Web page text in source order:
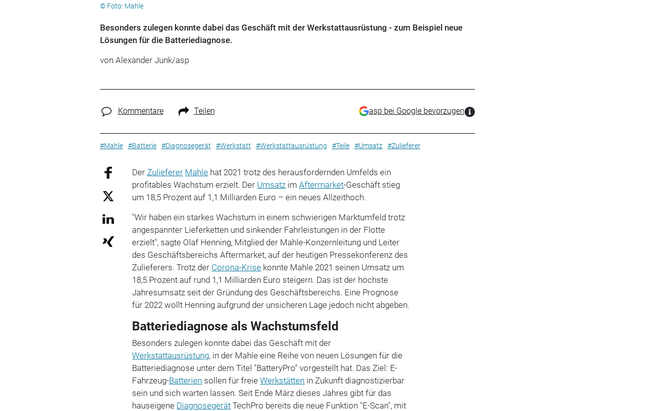
© Foto: Mahle
Besonders zulegen konnte dabei das Geschäft mit der Werkstattausrüstung - zum Beispiel neue
Lösungen für die Batteriediagnose.
von Alexander Junk/asp
Kommentare Teilen asp bei Google bevorzugen
#Mahle #Batterie #Diagnosegerät #Werkstatt #Werkstattausrüstung #Teile #Umsatz #Zulieferer
Der Zulieferer Mahle hat 2021 trotz des herausfordernden Umfelds ein
profitables Wachstum erzielt. Der Umsatz imAftermarket-Geschäft stieg
um 18,5 Prozent auf 1,1 Milliarden Euro – ein neues Allzeithoch.
"Wir haben ein starkes Wachstum in einem schwierigen Marktumfeld trotz
angespannter Lieferketten und sinkender Fahrleistungen in der Flotte
erzielt", sagte Olaf Henning, Mitglied der Mahle-Konzernleitung und Leiter
des Geschäftsbereichs Aftermarket, auf der heutigen Pressekonferenz des
Zulieferers. Trotz der Corona-Krise konnte Mahle 2021 seinen Umsatz um
18,5 Prozent auf rund 1,1 Milliarden Euro steigern. Das ist der höchste
Jahresumsatz seit der Gründung des Geschäftsbereichs. Eine Prognose
für 2022 wollt Henning aufgrund der unsicheren Lage jedoch nicht abgeben.
Batteriediagnose als Wachstumsfeld
Besonders zulegen konnte dabei das Geschäft mit der
Werkstattausrüstung, in der Mahle eine Reihe von neuen Lösungen für die
Batteriediagnose unter dem Titel "BatteryPro" vorgestellt hat. Das Ziel: E-
Fahrzeug-Batterien sollen für freieWerkstätten in Zukunft diagnostizierbar
sein und sich warten lassen. Seit Ende März dieses Jahres gibt für das
hauseigene Diagnosegerät TechPro bereits die neue Funktion "E-Scan", mit